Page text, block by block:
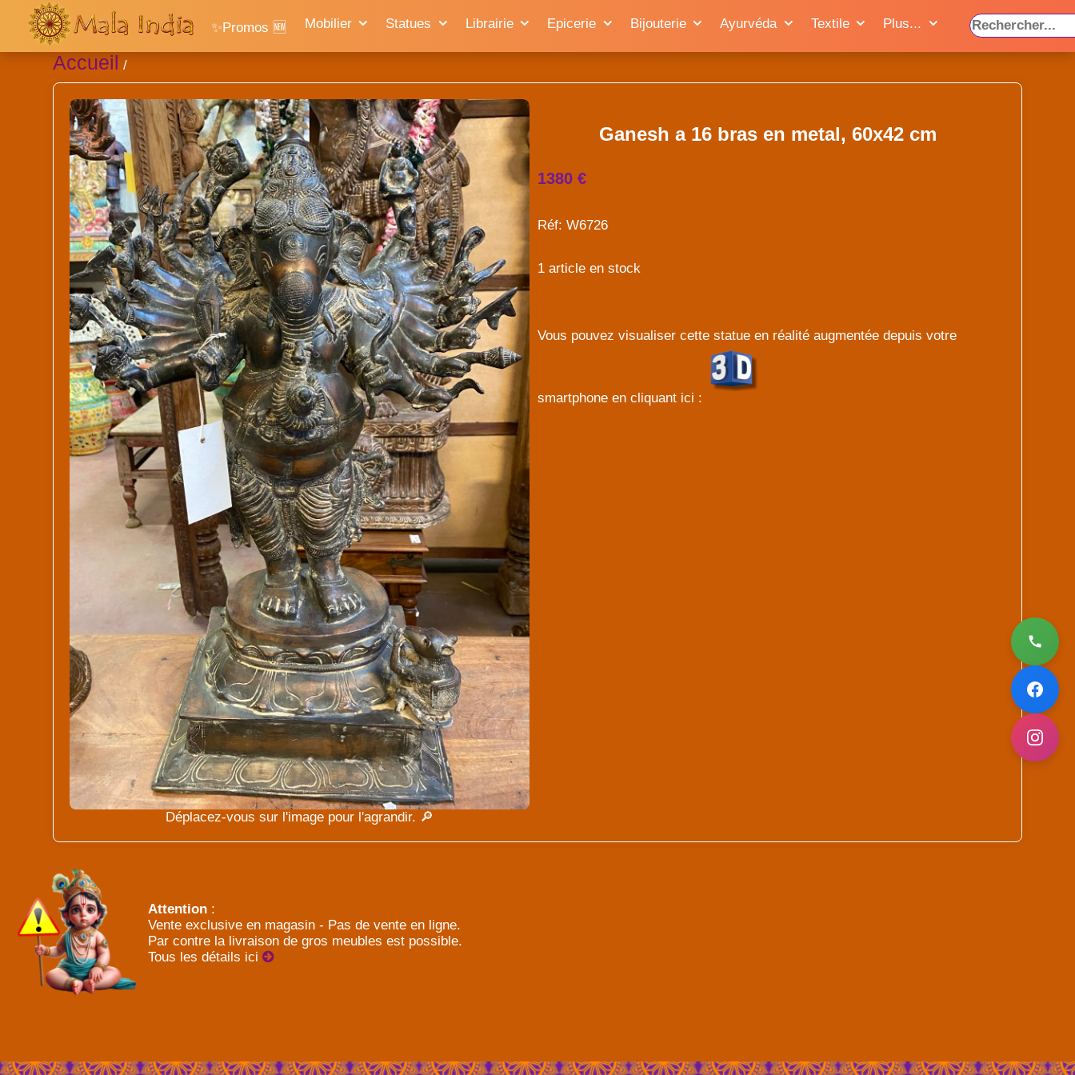
✨Promos 🆕 Mobilier Statues Librairie Epicerie Bijouterie Ayurvéda Textile Plus...
Accueil /
Déplacez-vous sur l'image pour l'agrandir. 🔎
Ganesh a 16 bras en metal, 60x42 cm
1380 €
Réf: W6726
1 article en stock
Vous pouvez visualiser cette statue en réalité augmentée depuis votre
smartphone en cliquant ici :
Attention :
Vente exclusive en magasin - Pas de vente en ligne.
Par contre la livraison de gros meubles est possible.
Tous les détails ici